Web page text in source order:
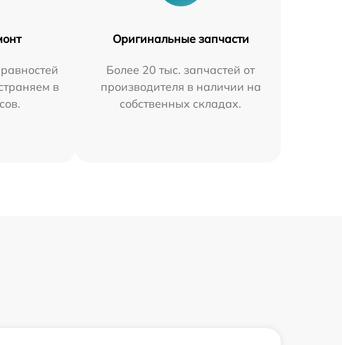
в
Оригинальные запчасти
Более 20 тыс. запчастей от
производителя в наличии на
собственных складах.